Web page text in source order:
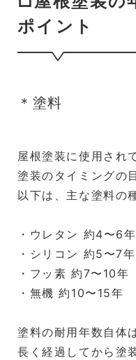
ポイント
＊塗料
屋根塗装に使用され
塗装のタイミングの
以下は、主な塗料の
・ウレタン 約4〜6年
・シリコン 約5〜7年
・フッ素 約7〜10年
・無機 約10〜15年
塗料の耐用年数自体
長く経過してから塗